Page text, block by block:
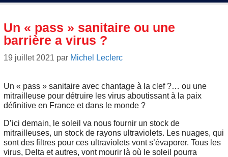
Un « pass » sanitaire ou une
barrière a virus ?
19 juillet 2021 par Michel Leclerc
Un « pass » sanitaire avec chantage à la clef ?… ou une
mitrailleuse pour détruire les virus aboutissant à la paix
définitive en France et dans le monde ?
D’ici demain, le soleil va nous fournir un stock de
mitrailleuses, un stock de rayons ultraviolets. Les nuages, qui
sont des filtres pour ces ultraviolets vont s’évaporer. Tous les
virus, Delta et autres, vont mourir là où le soleil pourra